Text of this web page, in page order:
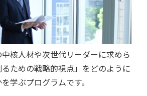
核人材や次世代リーダーに求めら
ための戦略的視点」をどのように
学ぶプログラムです。